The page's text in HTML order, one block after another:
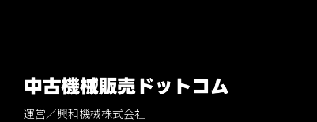
運営／興和機械株式会社